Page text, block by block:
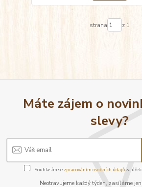
strana z 1
Máte zájem o
slevy?
Souhlasím se zpracováním osobních údajůza
Neotravujeme každý týden, zasíláme